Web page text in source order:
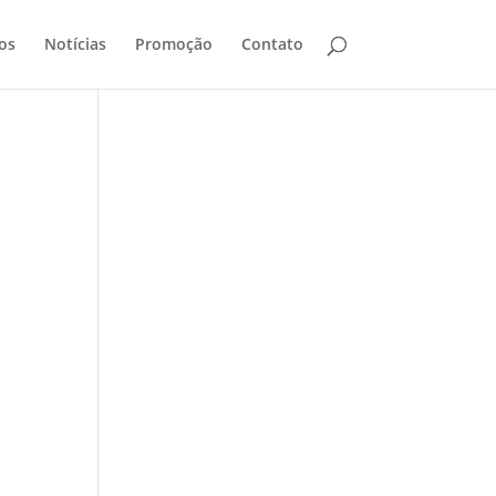
Notícias Promoção Contato